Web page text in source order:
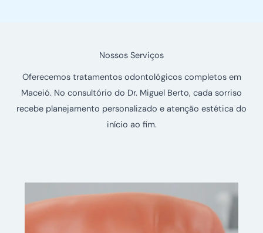
Nossos Serviços
Oferecemos tratamentos odontológicos completos em
Maceió. No consultório do Dr. Miguel Berto, cada sorriso
recebe planejamento personalizado e atenção estética do
início ao fim.